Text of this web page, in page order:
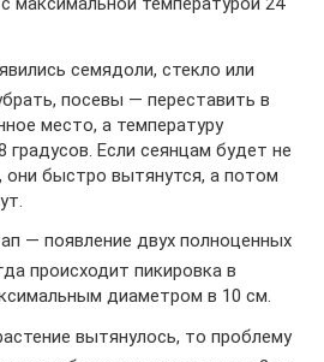
семядоли, стекло или
посевы — переставить в
место, а температуру
градусов. Если сеянцам будет не
они быстро вытянутся, а потом
— появление двух полноценных
происходит пикировка в
диаметром в 10 см.
вытянулось, то проблему